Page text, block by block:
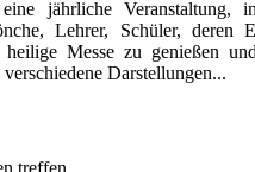
jährliche Veranstaltung,
Lehrer, Schüler, deren
heilige Messe zu genießen
Darstellungen...
treffen